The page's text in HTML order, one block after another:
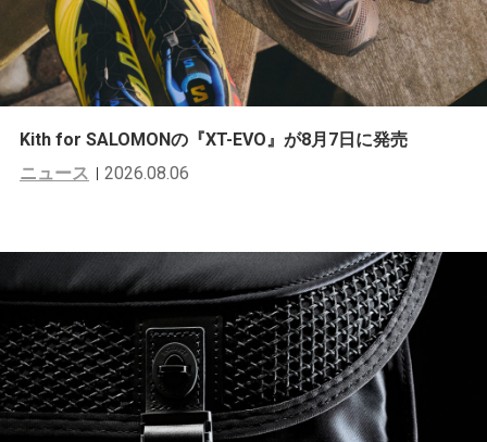
Kith for SALOMONの『XT-EVO』が8月7日に発売
ニュース
2026.08.06